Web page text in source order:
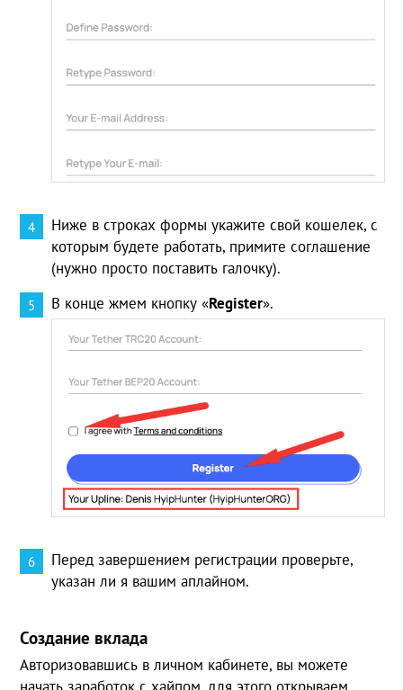
Ниже в строках формы укажите свой кошелек, с
которым будете работать, примите соглашение
(нужно просто поставить галочку).
В конце жмем кнопку «Register».
Перед завершением регистрации проверьте,
указан ли я вашим аплайном.
Создание вклада
Авторизовавшись в личном кабинете, вы можете